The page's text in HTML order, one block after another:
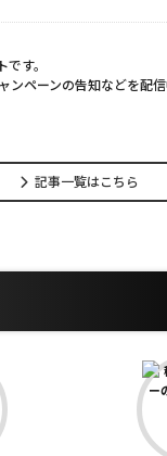
です。
ンペーンの告知などを配信
記事一覧はこちら